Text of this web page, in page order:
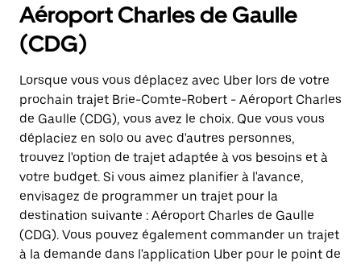
Aéroport Charles de Gaulle
(CDG)
Lorsque vous vous déplacez avec Uber lors de votre
prochain trajet Brie-Comte-Robert - Aéroport Charles
de Gaulle (CDG), vous avez le choix. Que vous vous
déplaciez en solo ou avec d'autres personnes,
trouvez l'option de trajet adaptée à vos besoins et à
votre budget. Si vous aimez planifier à l'avance,
envisagez de programmer un trajet pour la
destination suivante : Aéroport Charles de Gaulle
(CDG). Vous pouvez également commander un trajet
à la demande dans l'application Uber pour le point de